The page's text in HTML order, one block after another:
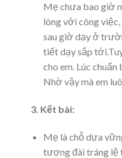
Mẹ chưa bao giờ
lòng với công
sau giờ dạy ở
tiết dạy sắp
cho em. Lúc
Nhờ vậy mà em
3. Kết bài:
Mẹ là chỗ dựa
tượng đài tráng lệ